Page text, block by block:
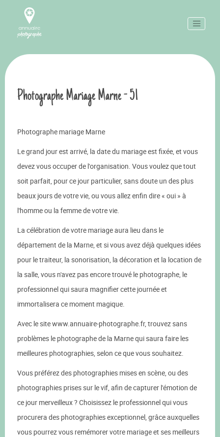
Photographe Mariage Marne - 51
Photographe mariage Marne
Le grand jour est arrivé, la date du mariage est fixée, et vous
devez vous occuper de l'organisation. Vous voulez que tout
soit parfait, pour ce jour particulier, sans doute un des plus
beaux jours de votre vie, ou vous allez enfin dire « oui » à
l'homme ou la femme de votre vie.
La célébration de votre mariage aura lieu dans le
département de la Marne, et si vous avez déjà quelques idées
pour le traiteur, la sonorisation, la décoration et la location de
la salle, vous n'avez pas encore trouvé le photographe, le
professionnel qui saura magnifier cette journée et
immortalisera ce moment magique.
Avec le site www.annuaire-photographe.fr, trouvez sans
problèmes le photographe de la Marne qui saura faire les
meilleures photographies, selon ce que vous souhaitez.
Vous préférez des photographies mises en scène, ou des
photographies prises sur le vif, afin de capturer l'émotion de
ce jour merveilleux ? Choisissez le professionnel qui vous
procurera des photographies exceptionnel, grâce auxquelles
vous pourrez vous remémorer votre mariage et ses meilleurs